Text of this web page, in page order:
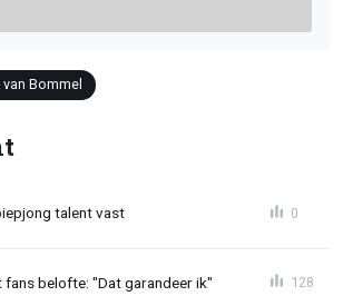
van Bommel
talent vast 0
belofte: "Dat garandeer ik" 128